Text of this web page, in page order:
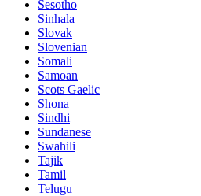
Sesotho
Sinhala
Slovak
Slovenian
Somali
Samoan
Scots Gaelic
Shona
Sindhi
Sundanese
Swahili
Tajik
Tamil
Telugu